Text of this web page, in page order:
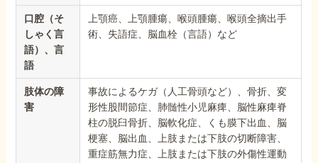
口腔（そ
しゃく言
語）、言
語
上顎癌、上顎腫瘍、喉頭腫瘍、喉頭全摘出手
術、失語症、脳血栓（言語）など
肢体の障
害
事故によるケガ（人工骨頭など）、骨折、変
形性股間節症、肺髄性小児麻痺、脳性麻痺脊
柱の脱臼骨折、脳軟化症、くも膜下出血、脳
梗塞、脳出血、上肢または下肢の切断障害、
重症筋無力症、上肢または下肢の外傷性運動